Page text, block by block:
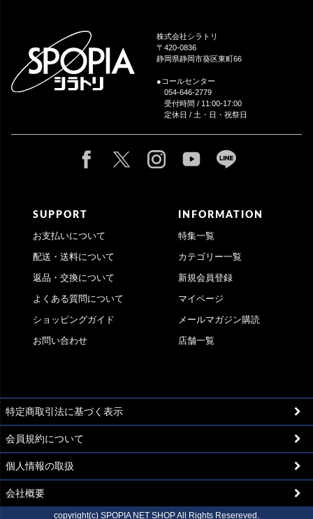
株式会社シラトリ
〒420-0836
静岡県静岡市葵区東町66
●コールセンター
054-646-2779
受付時間 / 11:00-17:00
定休日 / 土・日・祝祭日
SUPPORT
お支払いについて
配送・送料について
返品・交換について
よくある質問について
ショッピングガイド
お問い合わせ
INFORMATION
特集一覧
カテゴリー一覧
新規会員登録
マイページ
メールマガジン購読
店舗一覧
特定商取引法に基づく表示
会員規約について
個人情報の取扱
会社概要
copyright(c) SPOPIA NET SHOP All Rights Resereved.